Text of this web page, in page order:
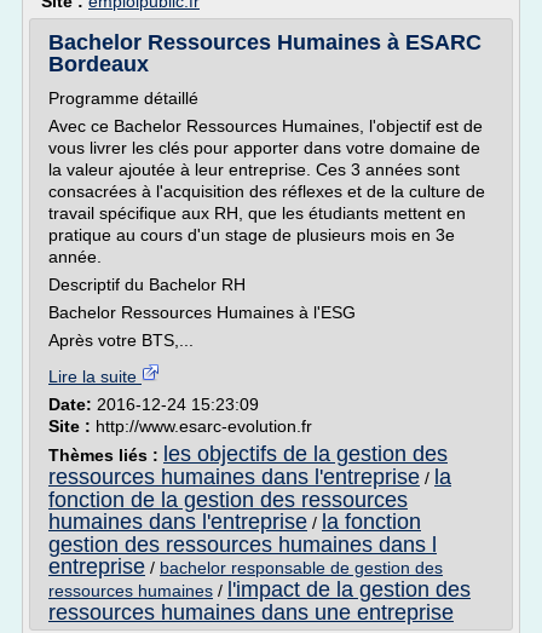
Bachelor Ressources Humaines à ESARC
Bordeaux
Programme détaillé
Avec ce Bachelor Ressources Humaines, l'objectif est de
vous livrer les clés pour apporter dans votre domaine de
la valeur ajoutée à leur entreprise. Ces 3 années sont
consacrées à l'acquisition des réflexes et de la culture de
travail spécifique aux RH, que les étudiants mettent en
pratique au cours d'un stage de plusieurs mois en 3e
année.
Descriptif du Bachelor RH
Bachelor Ressources Humaines à l'ESG
Après votre BTS,...
Lire la suite
Date: 2016-12-24 15:23:09
Site : http://www.esarc-evolution.fr
Thèmes liés : les objectifs de la gestion des
ressources humaines dans l'entreprise / la
fonction de la gestion des ressources
humaines dans l'entreprise / la fonction
gestion des ressources humaines dans l
entreprise / bachelor responsable de gestion des
ressources humaines / l'impact de la gestion des
ressources humaines dans une entreprise